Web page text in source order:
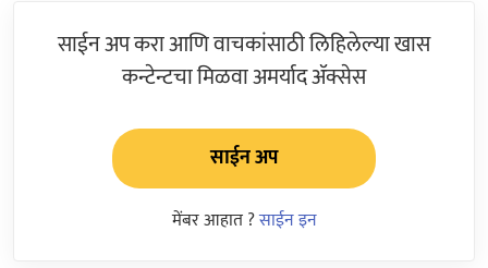
साईन अप करा आणि वाचकांसाठी लिहिलेल्या खास
कन्टेन्टचा मिळवा अमर्याद ॲक्सेस
साईन अप
मेंबर आहात ?साईन इन